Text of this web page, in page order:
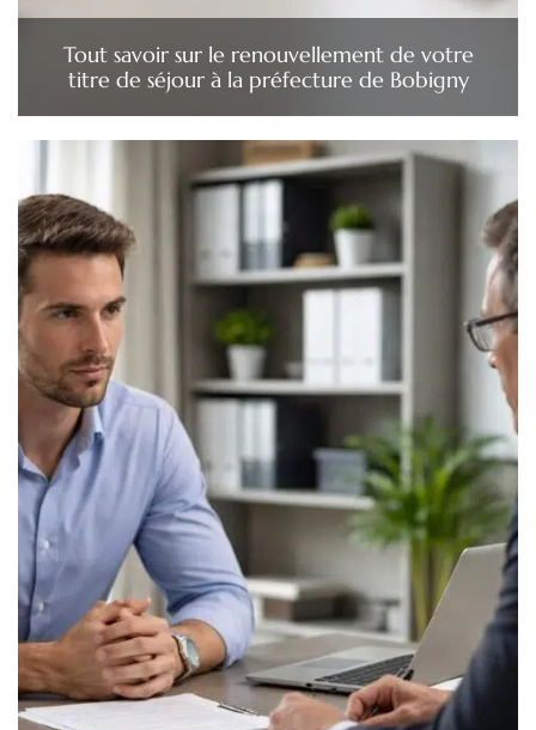
Tout savoir sur le renouvellement de votre
titre de séjour à la préfecture de Bobigny